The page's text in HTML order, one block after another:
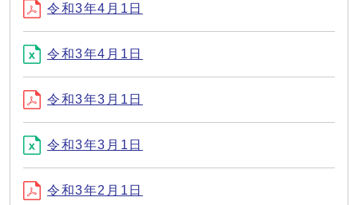
令和3年4月1日
令和3年4月1日
令和3年3月1日
令和3年3月1日
令和3年2月1日